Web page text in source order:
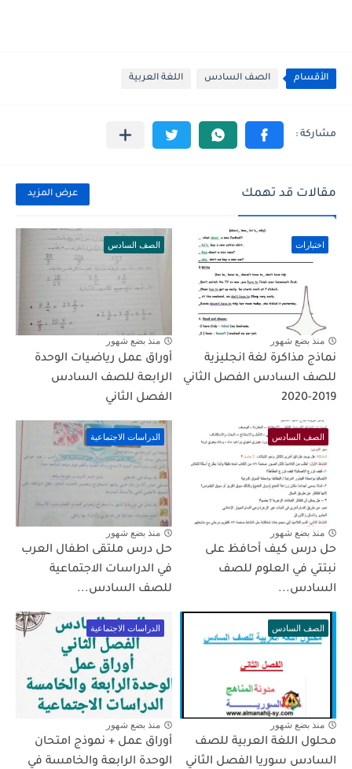
الأقسام الصف السادس اللغة العربية
مقالات قد تهمك عرض المزيد
اختبارات
منذ بضع شهور
نماذج مذاكرة لغة انجليزية
للصف السادس الفصل الثاني
2019-2020
الصف السادس
منذ بضع شهور
أوراق عمل رياضيات الوحدة
الرابعة للصف السادس
الفصل الثاني
الصف السادس
منذ بضع شهور
حل درس كيف أحافظ على
نبتتي في العلوم للصف
السادس...
الدراسات الاجتماعية
منذ بضع شهور
حل درس ملتقى اطفال العرب
في الدراسات الاجتماعية
للصف السادس...
الصف السادس
منذ بضع شهور
محلول اللغة العربية للصف
السادس سوريا الفصل الثاني
الدراسات الاجتماعية
منذ بضع شهور
أوراق عمل + نموذج امتحان
الوحدة الرابعة والخامسة في